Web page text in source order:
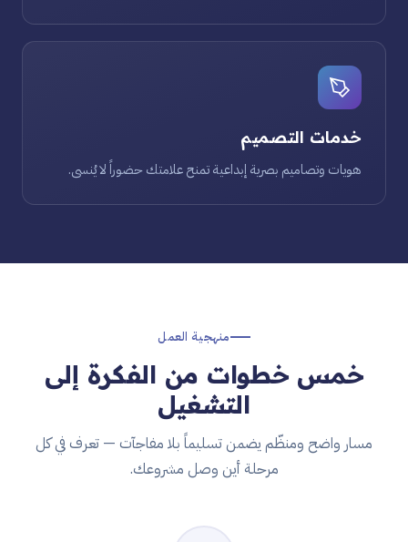
خدمات التصميم
هويات وتصاميم بصرية إبداعية تمنح علامتك حضوراً لا يُنسى.
منهجية العمل
خمس خطوات من الفكرة إلى
التشغيل
مسار واضح ومنظّم يضمن تسليماً بلا مفاجآت — تعرف في كل
مرحلة أين وصل مشروعك.